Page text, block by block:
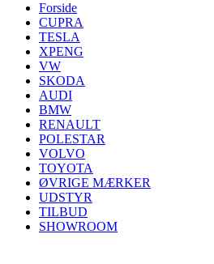
Forside
CUPRA
TESLA
XPENG
VW
SKODA
AUDI
BMW
RENAULT
POLESTAR
VOLVO
TOYOTA
ØVRIGE MÆRKER
UDSTYR
TILBUD
SHOWROOM